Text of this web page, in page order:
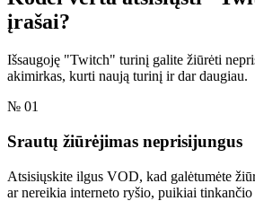
įrašai?
Išsaugoję "Twitch" turinį galite žiūrėti
akimirkas, kurti naują turinį ir dar daugiau.
№ 01
Srautų žiūrėjimas neprisijungus
Atsisiųskite ilgus VOD, kad galėtumėte
ar nereikia interneto ryšio, puikiai tinkančio